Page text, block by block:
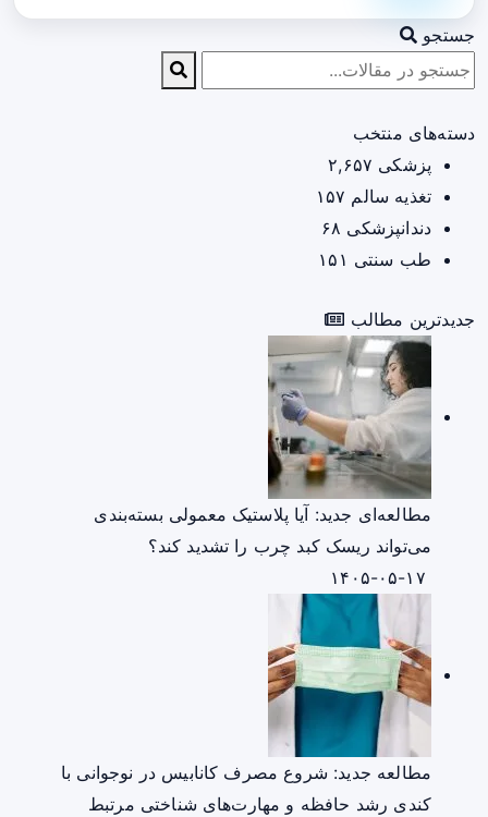
جستجو
دسته‌های منتخب
پزشکی ۲,۶۵۷
تغذیه سالم ۱۵۷
دندانپزشکی ۶۸
طب سنتی ۱۵۱
جدیدترین مطالب
مطالعه‌ای جدید: آیا پلاستیک معمولی بسته‌بندی
می‌تواند ریسک کبد چرب را تشدید کند؟
مطالعه جدید: شروع مصرف کانابیس در نوجوانی با
کندی رشد حافظه و مهارت‌های شناختی مرتبط